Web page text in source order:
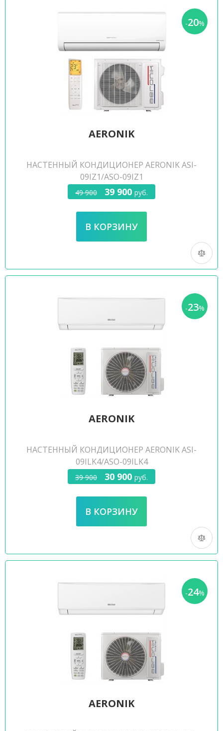
-20%
AERONIK
НАСТЕННЫЙ КОНДИЦИОНЕР AERONIK ASI-
09IZ1/ASO-09IZ1
49 900 39 900 руб.
-23%
AERONIK
НАСТЕННЫЙ КОНДИЦИОНЕР AERONIK ASI-
09ILK4/ASO-09ILK4
39 900 30 900 руб.
-24%
AERONIK